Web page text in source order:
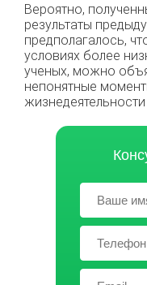
Вероятно,
результаты
предполагалось,
условиях более
ученых, можно
непонятные
жизнедеятельности